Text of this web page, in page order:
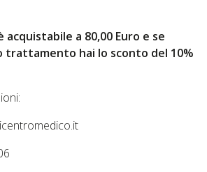
acquistabile a 80,00 Euro e se
trattamento hai lo sconto del 10%